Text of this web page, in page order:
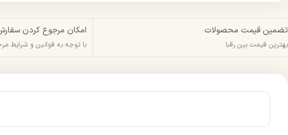
تضمین قیمت محصولات
بهترین قیمت بین رقبا
امکان مرجوع کردن
با توجه به قوانین و شرایط